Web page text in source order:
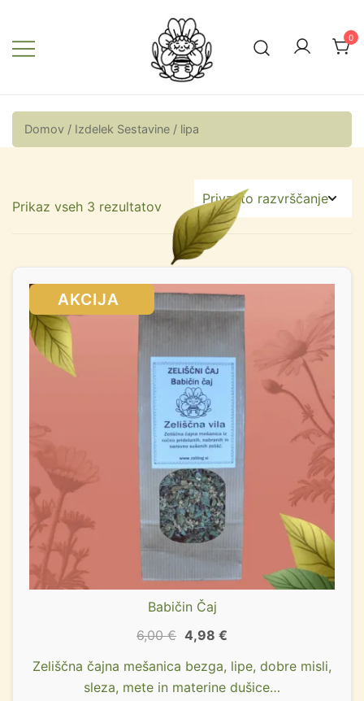
Zeliščna vila
0
Domov / Izdelek Sestavine / lipa
Prikaz vseh 3 rezultatov
SALE!
Babičin Čaj
6,00€ 4,98 €
Zeliščna čajna mešanica bezga, lipe, dobre misli,
sleza, mete in materine dušice…